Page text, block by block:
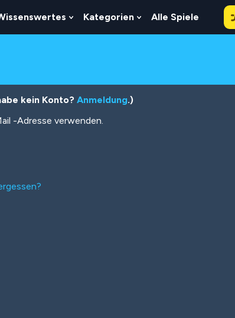
Show
Submenu
Kategorien
Show
Submenu
Alle Spiele
kein Konto? Anmeldung.)
-Adresse verwenden.